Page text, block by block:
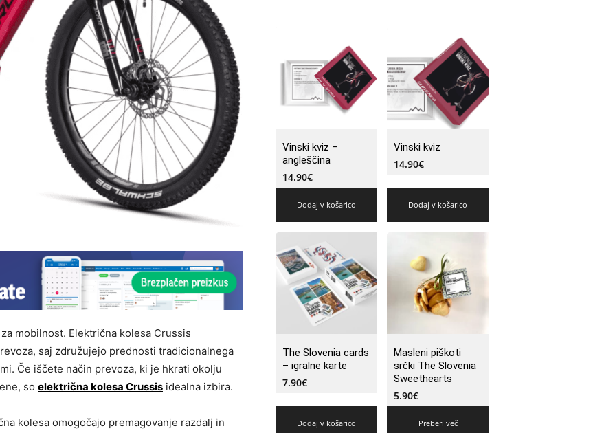
mobilnost. Električna kolesa Crussis
saj združujejo prednosti tradicionalnega
Če iščete način prevoza, ki je hkrati okolju
so električna kolesa Crussis idealna izbira.
kolesa omogočajo premagovanje razdalj in
Vinski kviz –
angleščina
14.90€
Dodaj v košarico
Vinski kviz
14.90€
Dodaj v košarico
The Slovenia cards
– igralne karte
7.90€
Dodaj v košarico
Masleni piškoti
srčki The Slovenia
Sweethearts
5.90€
Preberi več